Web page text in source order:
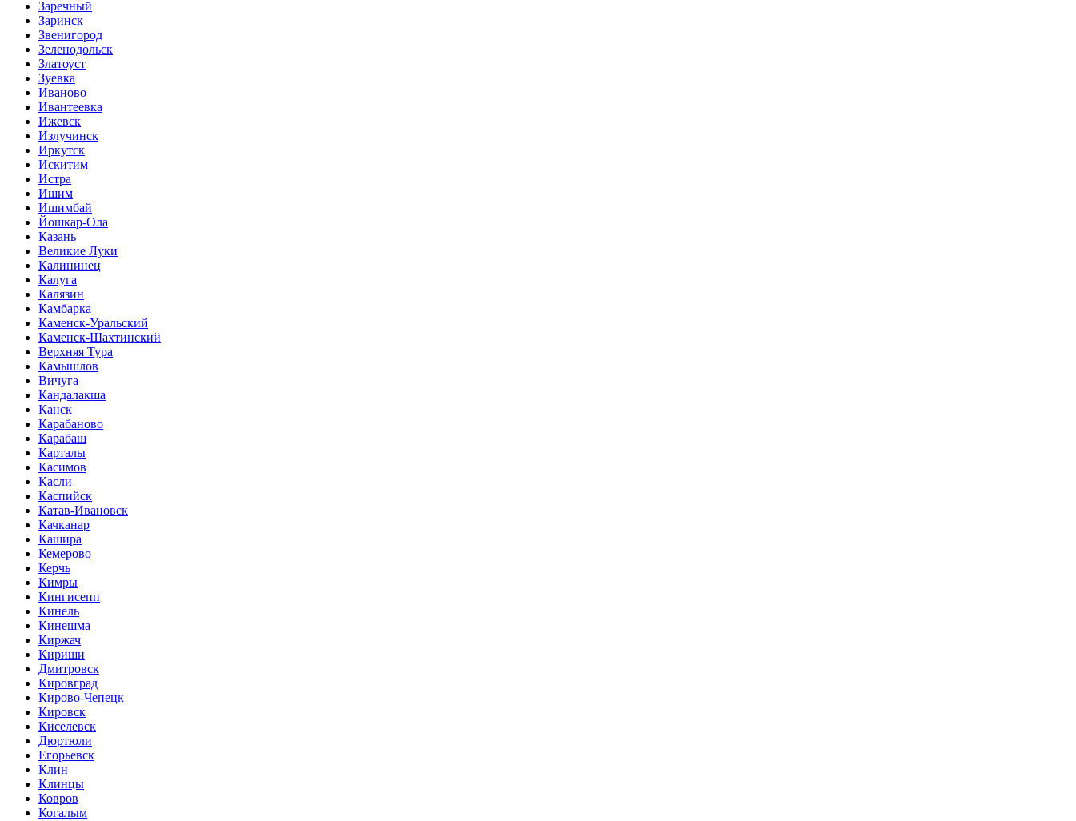
Заречный
Заринск
Звенигород
Зеленодольск
Златоуст
Зуевка
Иваново
Ивантеевка
Ижевск
Излучинск
Иркутск
Искитим
Истра
Ишим
Ишимбай
Йошкар-Ола
Казань
Великие Луки
Калининец
Калуга
Калязин
Камбарка
Каменск-Уральский
Каменск-Шахтинский
Верхняя Тура
Камышлов
Вичуга
Кандалакша
Канск
Карабаново
Карабаш
Карталы
Касимов
Касли
Каспийск
Катав-Ивановск
Качканар
Кашира
Кемерово
Керчь
Кимры
Кингисепп
Кинель
Кинешма
Киржач
Кириши
Дмитровск
Кировград
Кирово-Чепецк
Кировск
Киселевск
Дюртюли
Егорьевск
Клин
Клинцы
Ковров
Когалым